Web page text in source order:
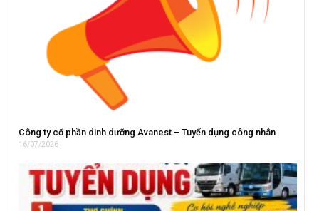
Công ty cổ phần dinh dưỡng Avanest – Tuyển dụng công nhân
16/07/2026